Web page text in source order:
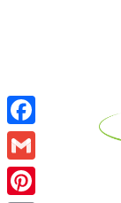
Facebook
Gmail